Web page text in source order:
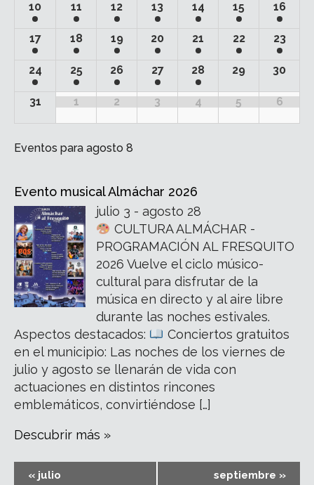
10 11 12 13 14 15 16
17 18 19 20 21 22 23
24 25 26 27 28 29 30
31 1 2 3 4 5 6
Eventos para agosto 8
Evento musical Almáchar 2026
julio 3 - agosto 28
CULTURA ALMÁCHAR -
PROGRAMACIÓN AL FRESQUITO
2026 Vuelve el ciclo músico-
cultural para disfrutar de la
música en directo y al aire libre
durante las noches estivales.
Aspectos destacados:
Conciertos gratuitos
en el municipio: Las noches de los viernes de
julio y agosto se llenarán de vida con
actuaciones en distintos rincones
emblemáticos, convirtiéndose […]
Descubrir más »
« julio septiembre »